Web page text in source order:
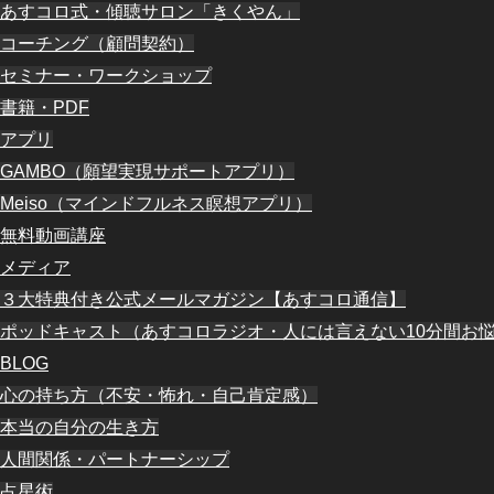
あすコロ式・傾聴サロン「きくやん」
コーチング（顧問契約）
セミナー・ワークショップ
書籍・PDF
アプリ
GAMBO（願望実現サポートアプリ）
Meiso（マインドフルネス瞑想アプリ）
無料動画講座
メディア
３大特典付き公式メールマガジン【あすコロ通信】
ポッドキャスト（あすコロラジオ・人には言えない10分間お悩
BLOG
心の持ち方（不安・怖れ・自己肯定感）
本当の自分の生き方
人間関係・パートナーシップ